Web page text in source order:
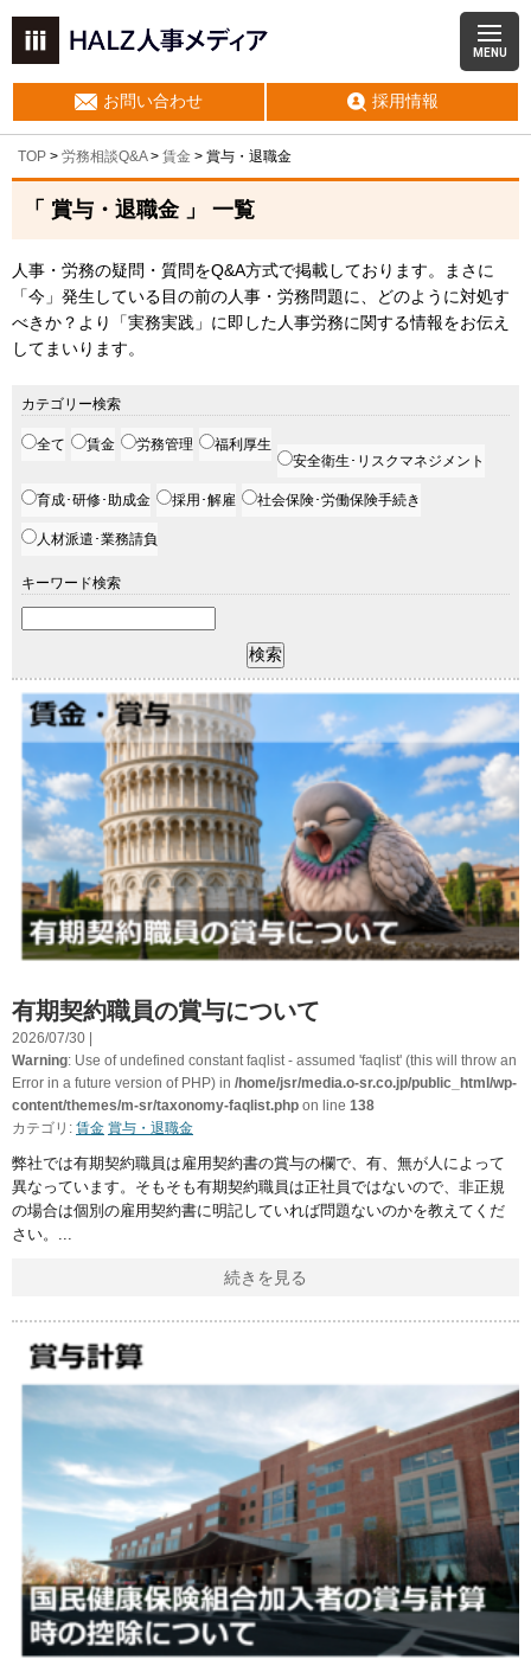
MENU
お問い合わせ 採用情報
TOP > 労務相談Q&A> 賃金 > 賞与・退職金
「 賞与・退職金 」 一覧
人事・労務の疑問・質問をQ&A方式で掲載しております。まさに
「今」発生している目の前の人事・労務問題に、どのように対処す
べきか？より「実務実践」に即した人事労務に関する情報をお伝え
してまいります。
カテゴリー検索
全て 賃金 労務管理
福利厚生
安全衛生･リスクマネジメント
育成･研修･助成金 採用･解雇 社会保険･労働保険手続き
人材派遣･業務請負
キーワード検索
有期契約職員の賞与について
2026/07/30 |
Warning: Use of undefined constant faqlist - assumed 'faqlist' (this will throw an
Error in a future version of PHP) in /home/jsr/media.o-sr.co.jp/public_html/wp-
content/themes/m-sr/taxonomy-faqlist.php on line 138
カテゴリ: 賃金 賞与・退職金
弊社では有期契約職員は雇用契約書の賞与の欄で、有、無が人によって
異なっています。そもそも有期契約職員は正社員ではないので、非正規
の場合は個別の雇用契約書に明記していれば問題ないのかを教えてくだ
さい。
続きを見る